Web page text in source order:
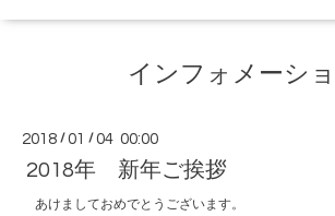
インフォメーシ
2018 /01 /04 00:00
2018年 新年ご挨拶
あけましておめでとうございます。